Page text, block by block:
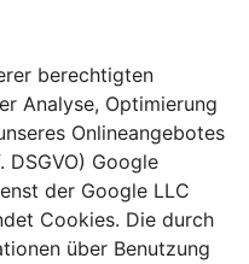
berechtigten
Analyse, Optimierung
Onlineangebotes
DSGVO) Google
der Google LLC
Cookies. Die durch
über Benutzung